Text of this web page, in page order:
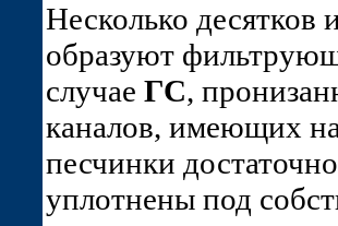
Несколько десятков
образуют
случае ГС,
каналов, имеющих
песчинки
уплотнены под